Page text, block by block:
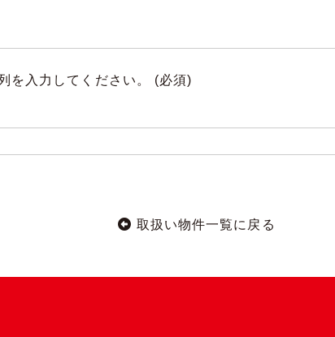
を入力してください。 (必須)
取扱い物件一覧に戻る